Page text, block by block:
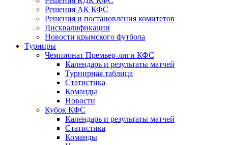
Решения АК КФС
Решения и постановления комитетов
Дисквалификации
Новости крымского футбола
Турниры
Чемпионат Премьер-лиги КФС
Календарь и результаты матчей
Турнирная таблица
Статистика
Команды
Новости
Кубок КФС
Календарь и результаты матчей
Статистика
Команды